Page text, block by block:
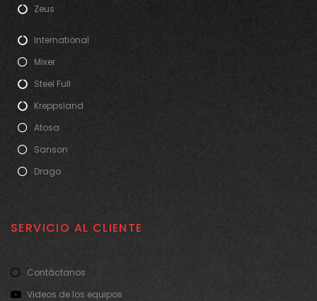
Zeus
International
Mixer
Steel Full
Kreppsland
Atosa
Sanson
Drago
SERVICIO AL CLIENTE
Contáctanos
Videos de los equipos